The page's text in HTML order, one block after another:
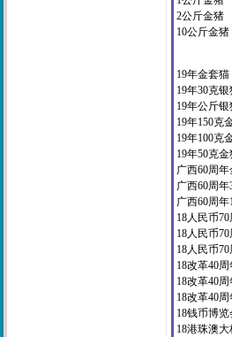
2公斤
10公斤
19年金
19年
19年
19年
19年
19年
广西
广西60
广西60
18人民
18人民
18人民
18改革
18改革
18改革
18钱
18港